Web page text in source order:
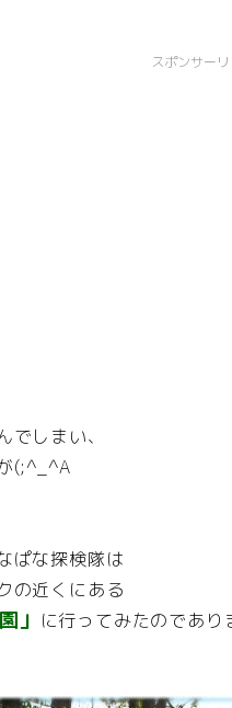
スポンサーリ
しまい、
(;^_^A
ぱな探検隊は
の近くにある
」 に行ってみたのであり